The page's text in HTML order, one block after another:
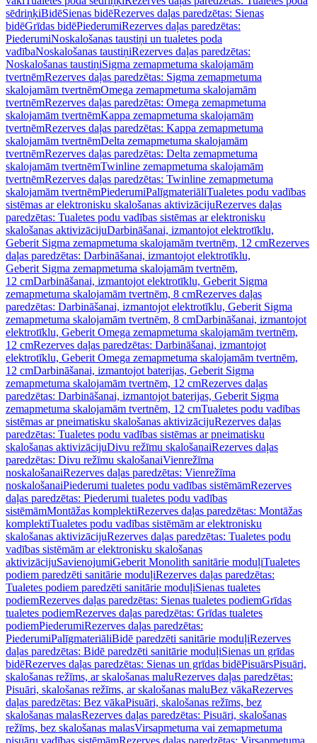
sēdriņķiBidēSienas bidēRezerves daļas paredzētas: Sienas
bidēGrīdas bidēPiederumiRezerves daļas paredzētas:
PiederumiNoskalošanas taustiņi un tualetes poda
vadībaNoskalošanas taustiņiRezerves daļas paredzētas:
Noskalošanas taustiņiSigma zemapmetuma skalojamām
tvertnēmRezerves daļas paredzētas: Sigma zemapmetuma
skalojamām tvertnēmOmega zemapmetuma skalojamām
tvertnēmRezerves daļas paredzētas: Omega zemapmetuma
skalojamām tvertnēmKappa zemapmetuma skalojamām
tvertnēmRezerves daļas paredzētas: Kappa zemapmetuma
skalojamām tvertnēmDelta zemapmetuma skalojamām
tvertnēmRezerves daļas paredzētas: Delta zemapmetuma
skalojamām tvertnēmTwinline zemapmetuma skalojamām
tvertnēmRezerves daļas paredzētas: Twinline zemapmetuma
skalojamām tvertnēmPiederumiPalīgmateriāliTualetes podu vadības
sistēmas ar elektronisku skalošanas aktivizācijuRezerves daļas
paredzētas: Tualetes podu vadības sistēmas ar elektronisku
skalošanas aktivizācijuDarbināšanai, izmantojot elektrotīklu,
Geberit Sigma zemapmetuma skalojamām tvertnēm, 12 cmRezerves
daļas paredzētas: Darbināšanai, izmantojot elektrotīklu,
Geberit Sigma zemapmetuma skalojamām tvertnēm,
12 cmDarbināšanai, izmantojot elektrotīklu, Geberit Sigma
zemapmetuma skalojamām tvertnēm, 8 cmRezerves daļas
paredzētas: Darbināšanai, izmantojot elektrotīklu, Geberit Sigma
zemapmetuma skalojamām tvertnēm, 8 cmDarbināšanai, izmantojot
elektrotīklu, Geberit Omega zemapmetuma skalojamām tvertnēm,
12 cmRezerves daļas paredzētas: Darbināšanai, izmantojot
elektrotīklu, Geberit Omega zemapmetuma skalojamām tvertnēm,
12 cmDarbināšanai, izmantojot baterijas, Geberit Sigma
zemapmetuma skalojamām tvertnēm, 12 cmRezerves daļas
paredzētas: Darbināšanai, izmantojot baterijas, Geberit Sigma
zemapmetuma skalojamām tvertnēm, 12 cmTualetes podu vadības
sistēmas ar pneimatisku skalošanas aktivizācijuRezerves daļas
paredzētas: Tualetes podu vadības sistēmas ar pneimatisku
skalošanas aktivizācijuDivu režīmu skalošanaiRezerves daļas
paredzētas: Divu režīmu skalošanaiVienrežīma
noskalošanaiRezerves daļas paredzētas: Vienrežīma
noskalošanaiPiederumi tualetes podu vadības sistēmāmRezerves
daļas paredzētas: Piederumi tualetes podu vadības
sistēmāmMontāžas komplektiRezerves daļas paredzētas: Montāžas
komplektiTualetes podu vadības sistēmām ar elektronisku
skalošanas aktivizācijuRezerves daļas paredzētas: Tualetes podu
vadības sistēmām ar elektronisku skalošanas
aktivizācijuSavienojumiGeberit Monolith sanitārie moduļiTualetes
podiem paredzēti sanitārie moduļiRezerves daļas paredzētas:
Tualetes podiem paredzēti sanitārie moduļiSienas tualetes
podiemRezerves daļas paredzētas: Sienas tualetes podiemGrīdas
tualetes podiemRezerves daļas paredzētas: Grīdas tualetes
podiemPiederumiRezerves daļas paredzētas:
PiederumiPalīgmateriāliBidē paredzēti sanitārie moduļiRezerves
daļas paredzētas: Bidē paredzēti sanitārie moduļiSienas un grīdas
bidēRezerves daļas paredzētas: Sienas un grīdas bidēPisuārsPisuāri,
skalošanas režīms, ar skalošanas maluRezerves daļas paredzētas:
Pisuāri, skalošanas režīms, ar skalošanas maluBez vākaRezerves
daļas paredzētas: Bez vākaPisuāri, skalošanas režīms, bez
skalošanas malasRezerves daļas paredzētas: Pisuāri, skalošanas
režīms, bez skalošanas malasVirsapmetuma vai zemapmetuma
pisuāru vadības sistēmāmRezerves daļas paredzētas: Virsapmetuma